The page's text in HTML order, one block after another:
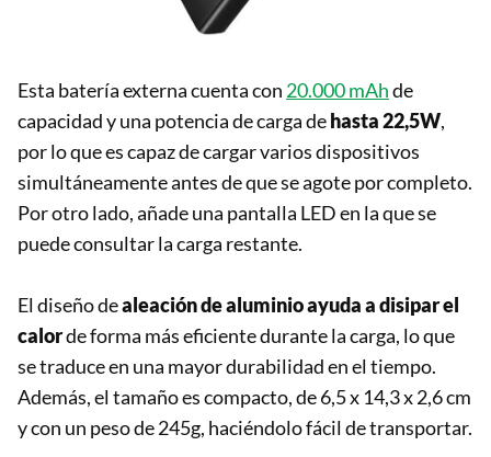
Esta batería externa cuenta con 20.000 mAhde
capacidad y una potencia de carga dehasta 22,5W,
por lo que es capaz de cargar varios dispositivos
simultáneamente antes de que se agote por completo.
Por otro lado, añade una pantalla LED en la que se
puede consultar la carga restante.
El diseño dealeación de aluminio ayuda a disipar el
calorde forma más eficiente durante la carga, lo que
se traduce en una mayor durabilidad en el tiempo.
Además, el tamaño es compacto, de 6,5 x 14,3 x 2,6 cm
y con un peso de 245g, haciéndolo fácil de transportar.